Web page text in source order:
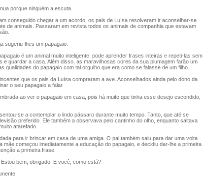
porque ninguém a escuta.
conseguido chegar a um acordo, os pais de Luísa resolveram ir aconselhar-se
de animais. Passaram em revista todos os animais de companhia que estavam
sugeriu-lhes um papagaio.
é um animal muito inteligente: pode aprender frases inteiras e repeti-las sem
e guardar a casa. Além disso, as maravilhosas cores da sua plumagem farão um
qualidades do papagaio com tal orgulho que era como se falasse de um filho.
que os pais da Luísa compraram a ave. Aconselhados ainda pelo dono da
o seu papagaio a falar.
ao ver o papagaio em casa, pois há muito que tinha esse desejo escondido,
se a contemplar o lindo pássaro durante muito tempo. Tanto, que até se
preferido. Ele também a observava pelo cantinho do olho, enquanto saltava
atarefado.
para ir brincar em casa de uma amiga. O pai também saiu para dar uma volta
mãe começou imediatamente a educação do papagaio, e decidiu dar-lhe a primeira
a primeira frase:
bem, obrigado! E você, como está?